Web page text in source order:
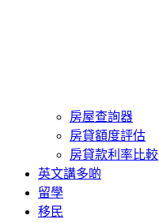
房屋查詢器
房貸額度評估
房貸款利率比較
英文講多啲
留學
移民